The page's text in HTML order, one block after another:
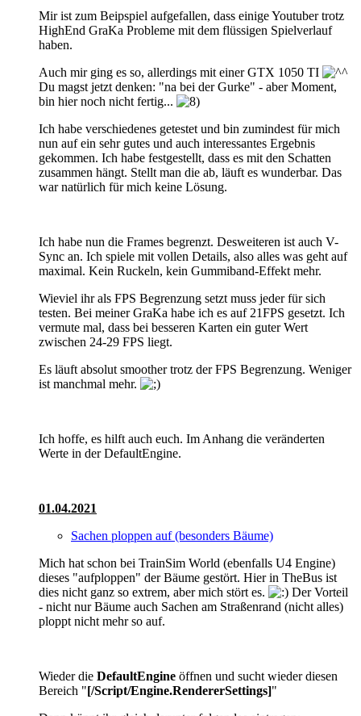
Mir ist zum Beipspiel aufgefallen, dass einige Youtuber trotz
HighEnd GraKa Probleme mit dem flüssigen Spielverlauf
haben.
Auch mir ging es so, allerdings mit einer GTX 1050 TI
Du magst jetzt denken: "na bei der Gurke" - aber Moment,
bin hier noch nicht fertig...
Ich habe verschiedenes getestet und bin zumindest für mich
nun auf ein sehr gutes und auch interessantes Ergebnis
gekommen. Ich habe festgestellt, dass es mit den Schatten
zusammen hängt. Stellt man die ab, läuft es wunderbar. Das
war natürlich für mich keine Lösung.
Ich habe nun die Frames begrenzt. Desweiteren ist auch V-
Sync an. Ich spiele mit vollen Details, also alles was geht auf
maximal. Kein Ruckeln, kein Gummiband-Effekt mehr.
Wieviel ihr als FPS Begrenzung setzt muss jeder für sich
testen. Bei meiner GraKa habe ich es auf 21FPS gesetzt. Ich
vermute mal, dass bei besseren Karten ein guter Wert
zwischen 24-29 FPS liegt.
Es läuft absolut smoother trotz der FPS Begrenzung. Weniger
ist manchmal mehr.
Ich hoffe, es hilft auch euch. Im Anhang die veränderten
Werte in der DefaultEngine.
01.04.2021
Sachen ploppen auf (besonders Bäume)
Mich hat schon bei TrainSim World (ebenfalls U4 Engine)
dieses "aufploppen" der Bäume gestört. Hier in TheBus ist
dies nicht ganz so extrem, aber mich stört es.
Der Vorteil
- nicht nur Bäume auch Sachen am Straßenrand (nicht alles)
ploppt nicht mehr so auf.
Wieder die DefaultEngine öffnen und sucht wieder diesen
Bereich "[/Script/Engine.RendererSettings]"